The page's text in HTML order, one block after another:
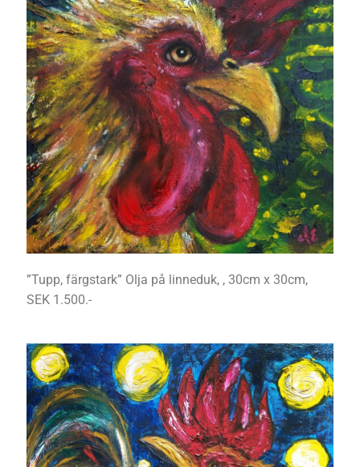
”Tupp, färgstark” Olja på linneduk, , 30cm x 30cm,
SEK 1.500.-